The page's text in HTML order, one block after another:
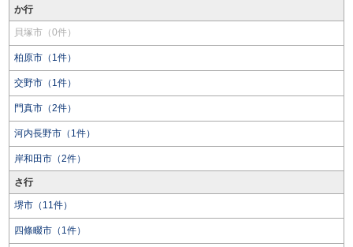
か行
貝塚市（0件）
柏原市（1件）
交野市（1件）
門真市（2件）
河内長野市（1件）
岸和田市（2件）
さ行
堺市（11件）
四條畷市（1件）